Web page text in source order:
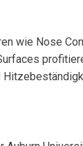
wie Nose